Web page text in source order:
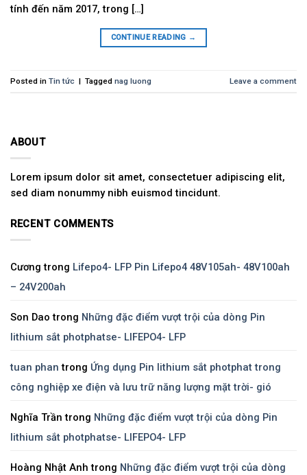
tính đến năm 2017, trong […]
CONTINUE READING →
Posted in Tin tức | Tagged nag luong Leave a comment
ABOUT
Lorem ipsum dolor sit amet, consectetuer adipiscing elit,
sed diam nonummy nibh euismod tincidunt.
RECENT COMMENTS
Cương trong Lifepo4- LFP Pin Lifepo4 48V105ah- 48V100ah
– 24V200ah
Son Dao trong Những đặc điểm vượt trội của dòng Pin
lithium sắt photphatse- LIFEPO4- LFP
tuan phan trong Ứng dụng Pin lithium sắt photphat trong
công nghiệp xe điện và lưu trữ năng lượng mặt trời- gió
Nghĩa Trần trong Những đặc điểm vượt trội của dòng Pin
lithium sắt photphatse- LIFEPO4- LFP
Hoàng Nhật Anh trong Những đặc điểm vượt trội của dòng